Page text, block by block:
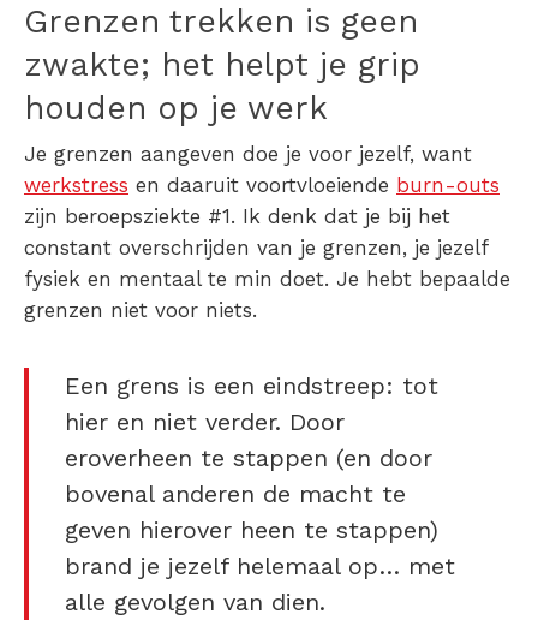
Grenzen trekken is geen
zwakte; het helpt je grip
houden op je werk
Je grenzen aangeven doe je voor jezelf, want
werkstress en daaruit voortvloeiende burn-outs
zijn beroepsziekte #1. Ik denk dat je bij het
constant overschrijden van je grenzen, je jezelf
fysiek en mentaal te min doet. Je hebt bepaalde
grenzen niet voor niets.
Een grens is een eindstreep: tot
hier en niet verder. Door
eroverheen te stappen (en door
bovenal anderen de macht te
geven hierover heen te stappen)
brand je jezelf helemaal op… met
alle gevolgen van dien.